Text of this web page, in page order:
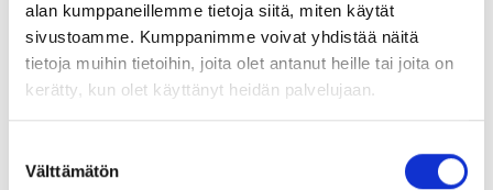
alan kumppaneillemme tietoja siitä, miten käytät
sivustoamme. Kumppanimme voivat yhdistää näitä
tietoja muihin tietoihin, joita olet antanut heille tai joita on
kerätty, kun olet käyttänyt heidän palvelujaan.
valinta
Välttämätön
(verovähennyskelpoinen) voi pitää kiinni tuhansien eurojen
arvoisista työsuhde-eduista.